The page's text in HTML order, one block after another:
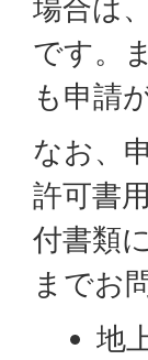
場合は
です。
も申請
なお、
許可書
付書類
までお
地